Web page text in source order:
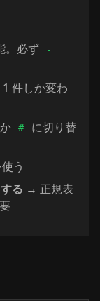
必ず
-
件しか変わ
か #
に切り替
う
る → 正規表